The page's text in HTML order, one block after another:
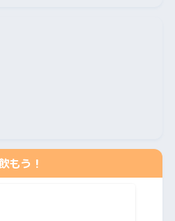
もう！